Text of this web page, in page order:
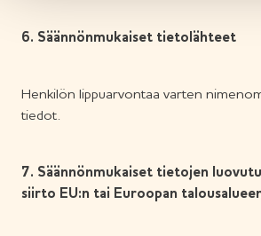
6. Säännönmukaiset tietolähteet
Henkilön lippuarvontaa varten
tiedot.
7. Säännönmukaiset tietojen
siirto EU:n tai Euroopan